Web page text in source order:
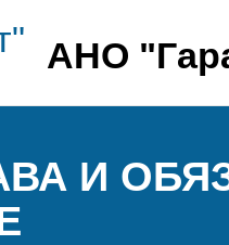
АНО
И